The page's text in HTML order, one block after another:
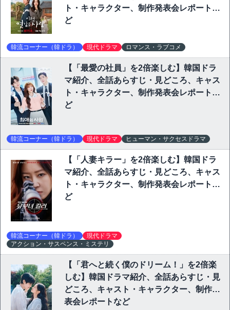
ト・キャラクター、制作発表会レポートな
ど
韓流コーナー（韓ドラ） 現代ドラマ ロマンス・ラブコメ
【「最愛の社員」を2倍楽しむ】韓国ドラ
マ紹介、全話あらすじ・見どころ、キャス
ト・キャラクター、制作発表会レポートな
ど
韓流コーナー（韓ドラ） 現代ドラマ ヒューマン・サクセスドラマ
【「人妻キラー」を2倍楽しむ】韓国ドラ
マ紹介、全話あらすじ・見どころ、キャス
ト・キャラクター、制作発表会レポートな
ど
韓流コーナー（韓ドラ）
現代ドラマ
アクション・サスペンス・ミステリ
【「君へと続く僕のドリーム！」を2倍楽
しむ】韓国ドラマ紹介、全話あらすじ・見
どころ、キャスト・キャラクター、制作発
表会レポートなど